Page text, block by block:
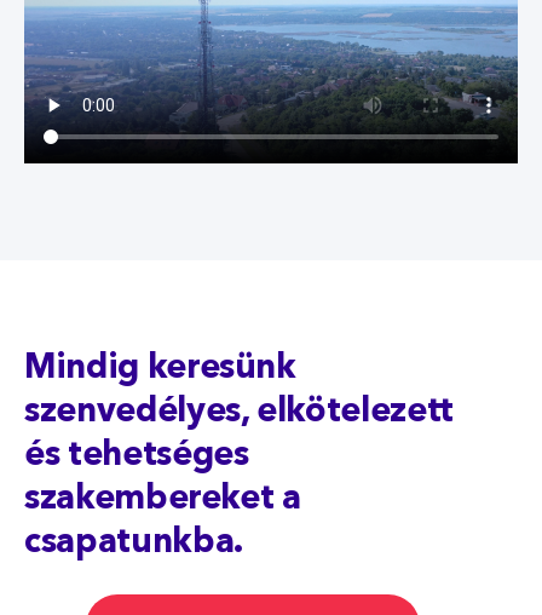
Mindig keresünk
szenvedélyes, elkötelezett
és tehetséges
szakembereket a
csapatunkba.